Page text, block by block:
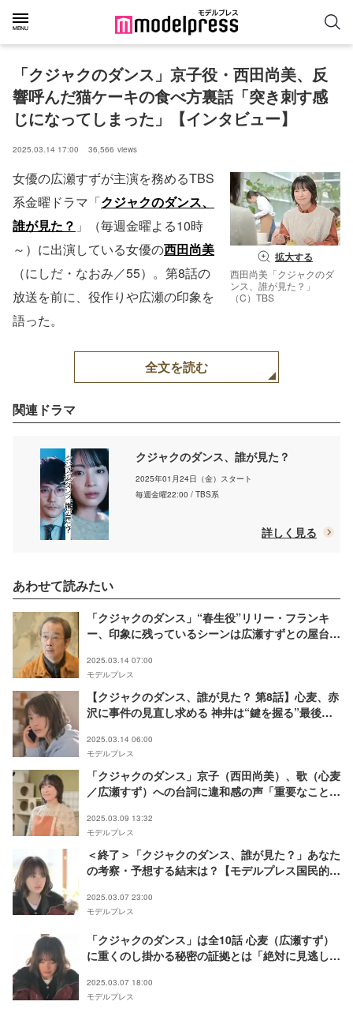
「クジャクのダンス」京子役・西田尚美、反
響呼んだ猫ケーキの食べ方裏話「突き刺す感
じになってしまった」【インタビュー】
2025.03.14 17:00 36,566 views
拡大する
西田尚美「クジャクのダ
ンス、誰が見た？」
（C）TBS
女優の広瀬すずが主演を務めるTBS
系金曜ドラマ「クジャクのダンス、
誰が見た？ 」（毎週金曜よる10時
～）に出演している女優の西田尚美
（にしだ・なおみ／55）。第8話の
放送を前に、役作りや広瀬の印象を
語った。
全文を読む
関連ドラマ
クジャクのダンス、誰が見た？
2025年01月24日（金）スタート
毎週金曜22:00 / TBS系
詳しく見る
あわせて読みたい
「クジャクのダンス」“春生役”リリー・フランキ
ー、印象に残っているシーンは広瀬すずとの屋台ラ
ー】
2025.03.14 07:00
モデルプレス
【クジャクのダンス、誰が見た？ 第8話】心麦、赤
沢に事件の見直し求める 神井は“鍵を握る”最後の
2025.03.14 06:00
モデルプレス
「クジャクのダンス」京子（西田尚美）、歌（心麦
／広瀬すず）への台詞に違和感の声「重要なことが
2025.03.09 13:32
モデルプレス
＜終了＞「クジャクのダンス、誰が見た？」あなた
の考察・予想する結末は？【モデルプレス国民的推
2025.03.07 23:00
モデルプレス
「クジャクのダンス」は全10話 心麦（広瀬すず）
に重くのし掛かる秘密の証拠とは「絶対に見逃して
ント】
2025.03.07 18:00
モデルプレス